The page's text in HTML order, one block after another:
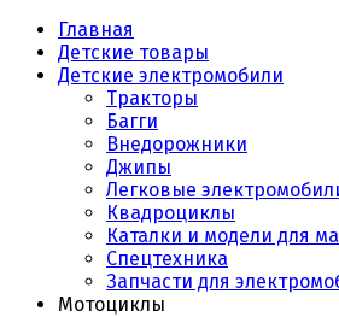
Главная
Детские товары
Детские электромобили
Тракторы
Багги
Внедорожники
Джипы
Легковые
Квадроциклы
Каталки и модели для
Спецтехника
Запчасти для
Мотоциклы